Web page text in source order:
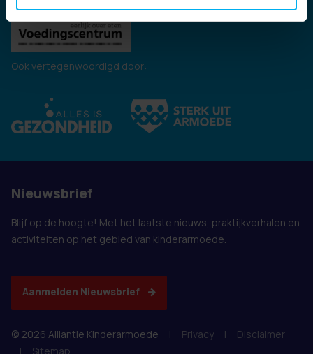
Ook vertegenwoordigd door:
Nieuwsbrief
Blijf op de hoogte! Met het laatste nieuws, praktijkverhalen en
activiteiten op het gebied van kinderarmoede.
Aanmelden Nieuwsbrief
© 2026 Alliantie Kinderarmoede | Privacy |
Disclaimer
|
Sitemap